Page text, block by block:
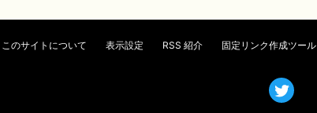
このサイトについて 表示設定 RSS 紹介 固定リンク作成ツール